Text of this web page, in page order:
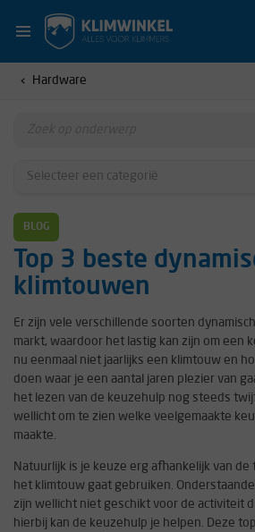
Hardware
BLOG
Top 3 beste
klimtouwen
Er zijn vele verschillende soorten
markt, waardoor het lastig kan zijn om een
nu eenmaal niet jaarlijks een klimtouw en
doen waar je een aantal jaren plezier van
het lezen van de keuzehulp nog steeds
wellicht om te zien welke veelgemaakte
maakte.
Natuurlijk is je keuze erg afhankelijk van
het klimtouw gaat gebruiken.
zijn wellicht niet geschikt voor de activiteit
hierbij kan de keuzehulp je helpen. Deze